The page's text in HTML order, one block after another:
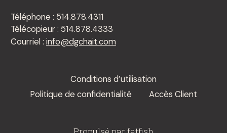
Téléphone : 514.878.4311
Télécopieur : 514.878.4333
Courriel : info@dgchait.com
Conditions d’utilisation
Politique de confidentialité
Accès Client